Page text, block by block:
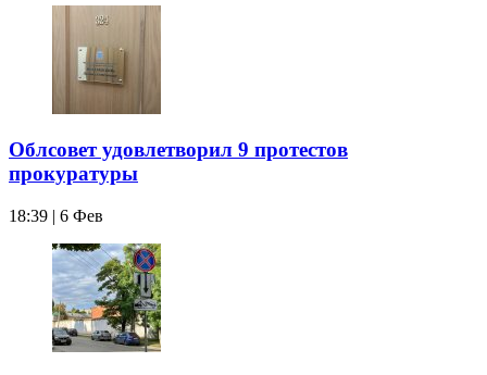
Облсовет удовлетворил 9 протестов
прокуратуры
18:39 | 6 Фев